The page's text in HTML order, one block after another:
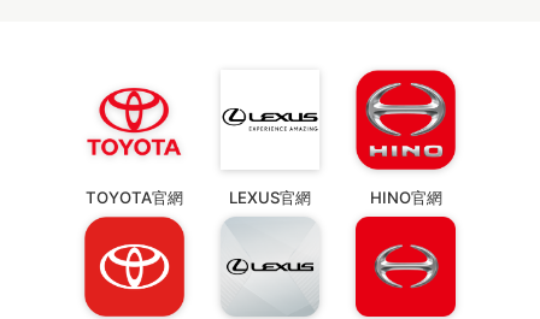
TOYOTA官網 LEXUS官網 HINO官網